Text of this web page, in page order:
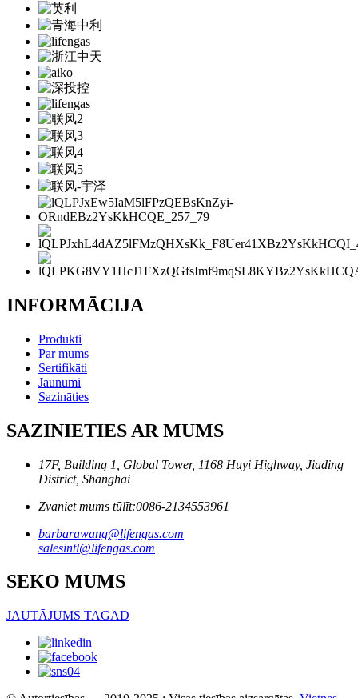
INFORMĀCIJA
Produkti
Par mums
Sertifikāti
Jaunumi
Sazināties
SAZINIETIES AR MUMS
17F, Building 1, Global Tower, 1168 Huyi Highway, Jiading
District, Shanghai
Zvaniet mums tūlīt:0086-2134553961
barbarawang@lifengas.com
salesintl@lifengas.com
SEKO MUMS
JAUTĀJUMS TAGAD